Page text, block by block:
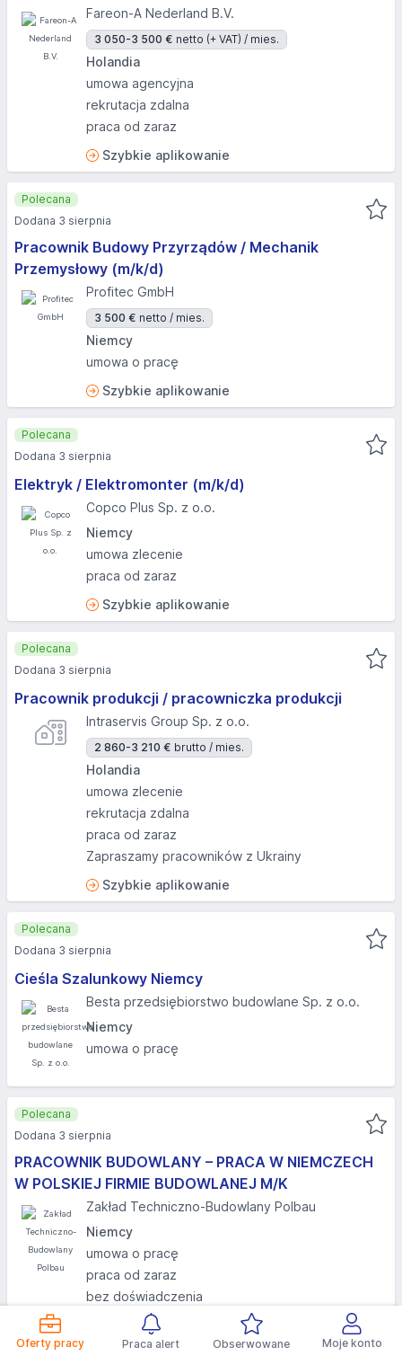
Oferty pracy Praca alert Obserwowane Moje konto
Fareon-A Nederland B.V.
3 050-3 500 € netto (+ VAT) / mies.
Holandia
umowa agencyjna
rekrutacja zdalna
praca od zaraz
Szybkie aplikowanie
Pracownik Budowy Przyrządów / Mechanik
Przemysłowy (m/k/d)
Profitec GmbH
3 500 € netto / mies.
Niemcy
umowa o pracę
Szybkie aplikowanie
Polecana
Dodana 3 sierpnia
Elektryk / Elektromonter (m/k/d)
Copco Plus Sp. z o.o.
Niemcy
umowa zlecenie
praca od zaraz
Szybkie aplikowanie
Polecana
Dodana 3 sierpnia
Pracownik produkcji / pracowniczka produkcji
Intraservis Group Sp. z o.o.
2 860-3 210 € brutto / mies.
Holandia
umowa zlecenie
rekrutacja zdalna
praca od zaraz
Zapraszamy pracowników z Ukrainy
Szybkie aplikowanie
Polecana
Dodana 3 sierpnia
Cieśla Szalunkowy Niemcy
Besta przedsiębiorstwo budowlane Sp. z o.o.
Niemcy
umowa o pracę
Polecana
Dodana 3 sierpnia
PRACOWNIK BUDOWLANY – PRACA W NIEMCZECH
W POLSKIEJ FIRMIE BUDOWLANEJ M/K
Zakład Techniczno-Budowlany Polbau
Niemcy
umowa o pracę
praca od zaraz
bez doświadczenia
Aplikuj bez CV
Polecana
Dodana 3 sierpnia